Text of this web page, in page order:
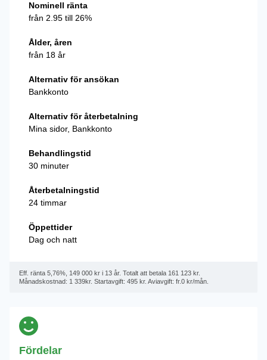
Nominell ränta
från 2.95 till 26%
Ålder, åren
från 18 år
Alternativ för ansökan
Bankkonto
Alternativ för återbetalning
Mina sidor, Bankkonto
Behandlingstid
30 minuter
Återbetalningstid
24 timmar
Öppettider
Dag och natt
Eff. ränta 5,76%, 149 000 kr i 13 år. Totalt att betala 161 123 kr.
Månadskostnad: 1 339kr. Startavgift: 495 kr. Aviavgift: fr.0 kr/mån.
Fördelar